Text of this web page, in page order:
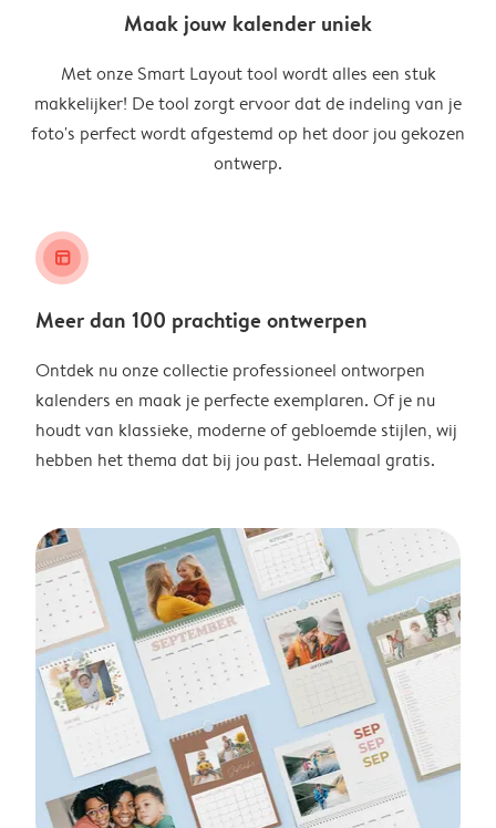
Maak jouw kalender uniek
Met onze Smart Layout tool wordt alles een stuk
makkelijker! De tool zorgt ervoor dat de indeling van je
foto's perfect wordt afgestemd op het door jou gekozen
ontwerp.
layout_alt
Meer dan 100 prachtige ontwerpen
Ontdek nu onze collectie professioneel ontworpen
kalenders en maak je perfecte exemplaren. Of je nu
houdt van klassieke, moderne of gebloemde stijlen, wij
hebben het thema dat bij jou past. Helemaal gratis.